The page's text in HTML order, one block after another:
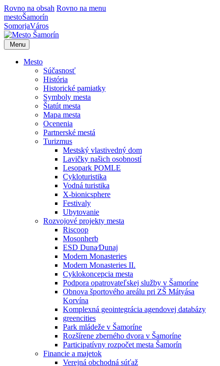
Rovno na obsah Rovno na menu
mestoŠamorín
SomorjaVáros
Menu
Mesto
Súčasnosť
História
Historické pamiatky
Symboly mesta
Štatút mesta
Mapa mesta
Ocenenia
Partnerské mestá
Turizmus
Mestský vlastivedný dom
Lavičky našich osobností
Lesopark POMLE
Cykloturistika
Vodná turistika
X-bionicsphere
Festivaly
Ubytovanie
Rozvojové projekty mesta
Riscoop
Mosonherb
ESD Duna⁄Dunaj
Modern Monasteries
Modern Monasteries II.
Cyklokoncepcia mesta
Podpora opatrovateľskej služby v Šamoríne
Obnova športového areálu pri ZŠ Mátyása
Korvína
Komplexná geointegrácia agendovej databázy
greencities
Park mládeže v Šamoríne
Rozšírene zberného dvora v Šamoríne
Participatívny rozpočet mesta Šamorín
Financie a majetok
Verejná obchodná súťaž